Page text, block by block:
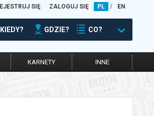
SIĘ ZALOGUJ SIĘ PL / EN
KIEDY? GDZIE? CO?
KARNETY INNE